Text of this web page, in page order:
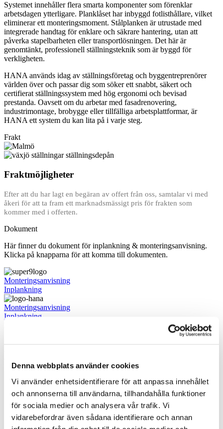
Denna webbplats använder cookies
Vi använder enhetsidentifierare för att anpassa innehållet
och annonserna till användarna, tillhandahålla funktioner
för sociala medier och analysera vår trafik. Vi
vidarebefordrar även sådana identifierare och annan
Systemet innehåller flera smarta komponenter som förenklar
arbetsdagen ytterligare. Planklåset har inbyggd fotlisthållare, vilket
eliminerar ett monteringsmoment. Stålplanken är utrustade med
integrerade handtag för enklare och säkrare hantering, utan att
påverka stapelbarheten eller transportlösningen. Det här är
genomtänkt, professionell ställningsteknik som är byggd för
verkligheten.
HANA används idag av ställningsföretag och byggentreprenörer
världen över och passar dig som söker ett snabbt, säkert och
certifierat ställningssystem med hög ergonomi och bevisad
prestanda. Oavsett om du arbetar med fasadrenovering,
industrimontage, brobygge eller tillfälliga arbetsplattformar, är
HANA ett system du kan lita på i varje steg.
Frakt
Fraktmöjligheter
Efter att du har lagt en begäran av offert från oss, samtalar vi med
åkeri för att ta fram ett marknadsmässigt pris för frakten som
kommer med i offerten.
Dokument
Här finner du dokument för inplankning & monteringsanvisning.
Klicka på knapparna för att komma till dokumenten.
Monteringsanvisning
Inplankning
Monteringsanvisning
Inplankning
Bankbetalning
Förskottsbetalning
Swish